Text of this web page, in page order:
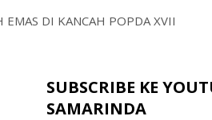
EMAS DI KANCAH POPDA XVII
SUBSCRIBE KE
SAMARINDA